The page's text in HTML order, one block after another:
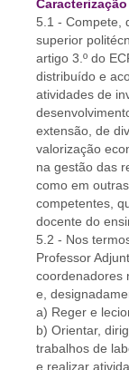
5.1 - Compete,
superior
artigo 3.º do
distribuído e
atividades de
extensão, de
valorização
na gestão das
como em
competentes,
docente do
5.2 - Nos
Professor
coordenadores
e,
a) Reger e
b) Orientar,
trabalhos de
e realizar